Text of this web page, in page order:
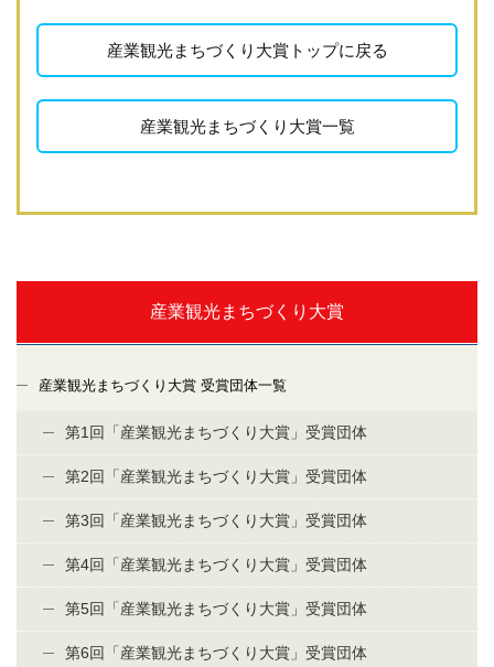
産業観光まちづくり大賞トップに戻る
産業観光まちづくり大賞一覧
産業観光まちづくり大賞
産業観光まちづくり大賞 受賞団体一覧
第1回「産業観光まちづくり大賞」受賞団体
第2回「産業観光まちづくり大賞」受賞団体
第3回「産業観光まちづくり大賞」受賞団体
第4回「産業観光まちづくり大賞」受賞団体
第5回「産業観光まちづくり大賞」受賞団体
第6回「産業観光まちづくり大賞」受賞団体